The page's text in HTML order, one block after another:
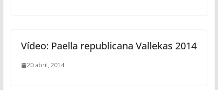
Vídeo: Paella republicana Vallekas 2014
20 abril, 2014